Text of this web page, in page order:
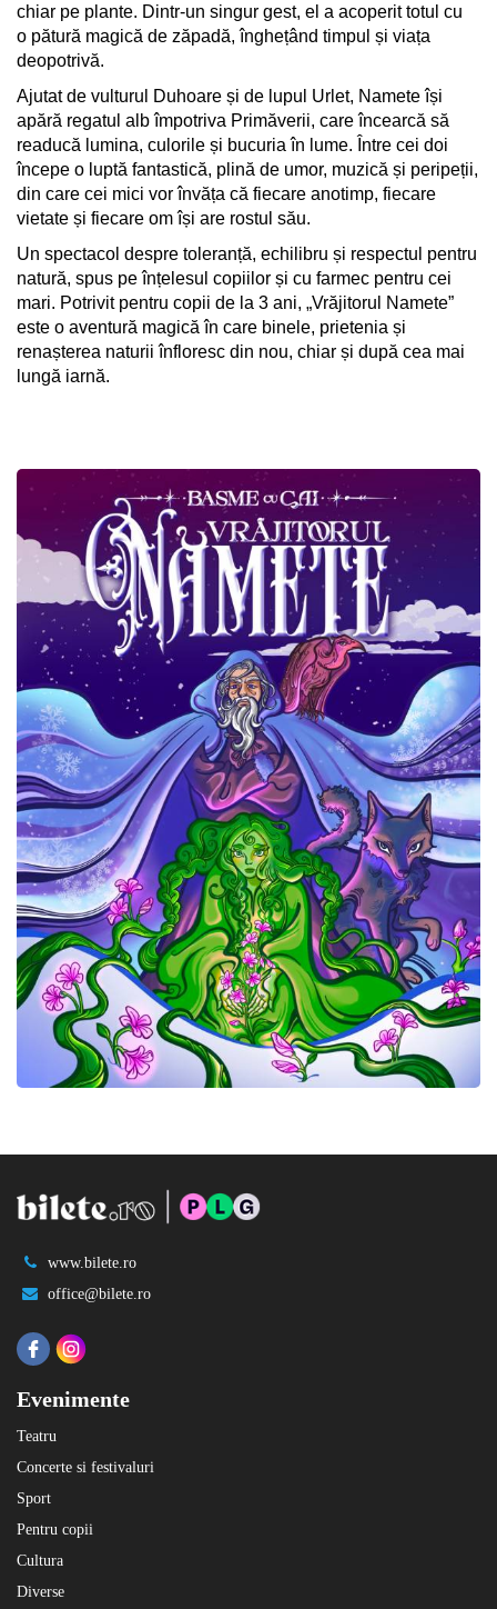
chiar pe plante. Dintr-un singur gest, el a acoperit totul cu
o pătură magică de zăpadă, înghețând timpul și viața
deopotrivă.
Ajutat de vulturul Duhoare și de lupul Urlet, Namete își
apără regatul alb împotriva Primăverii, care încearcă să
readucă lumina, culorile și bucuria în lume. Între cei doi
începe o luptă fantastică, plină de umor, muzică și peripeții,
din care cei mici vor învăța că fiecare anotimp, fiecare
vietate și fiecare om își are rostul său.
Un spectacol despre toleranță, echilibru și respectul pentru
natură, spus pe înțelesul copiilor și cu farmec pentru cei
mari. Potrivit pentru copii de la 3 ani, „Vrăjitorul Namete”
este o aventură magică în care binele, prietenia și
renașterea naturii înfloresc din nou, chiar și după cea mai
lungă iarnă.
www.bilete.ro
office@bilete.ro
Evenimente
Teatru
Concerte si festivaluri
Sport
Pentru copii
Cultura
Diverse